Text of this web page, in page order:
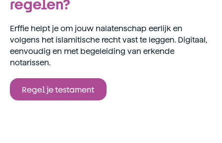
regelen?
Erffie helpt je om jouw nalatenschap eerlijk en
volgens het islamitische recht vast te leggen. Digitaal,
eenvoudig en met begeleiding van erkende
notarissen.
Regel je testament